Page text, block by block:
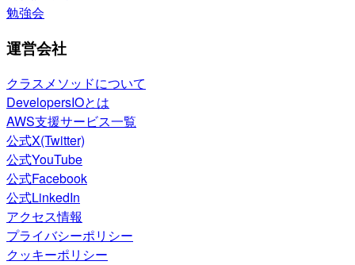
勉強会
運営会社
クラスメソッドについて
DevelopersIOとは
AWS支援サービス一覧
公式X(Twitter)
公式YouTube
公式Facebook
公式LinkedIn
アクセス情報
プライバシーポリシー
クッキーポリシー